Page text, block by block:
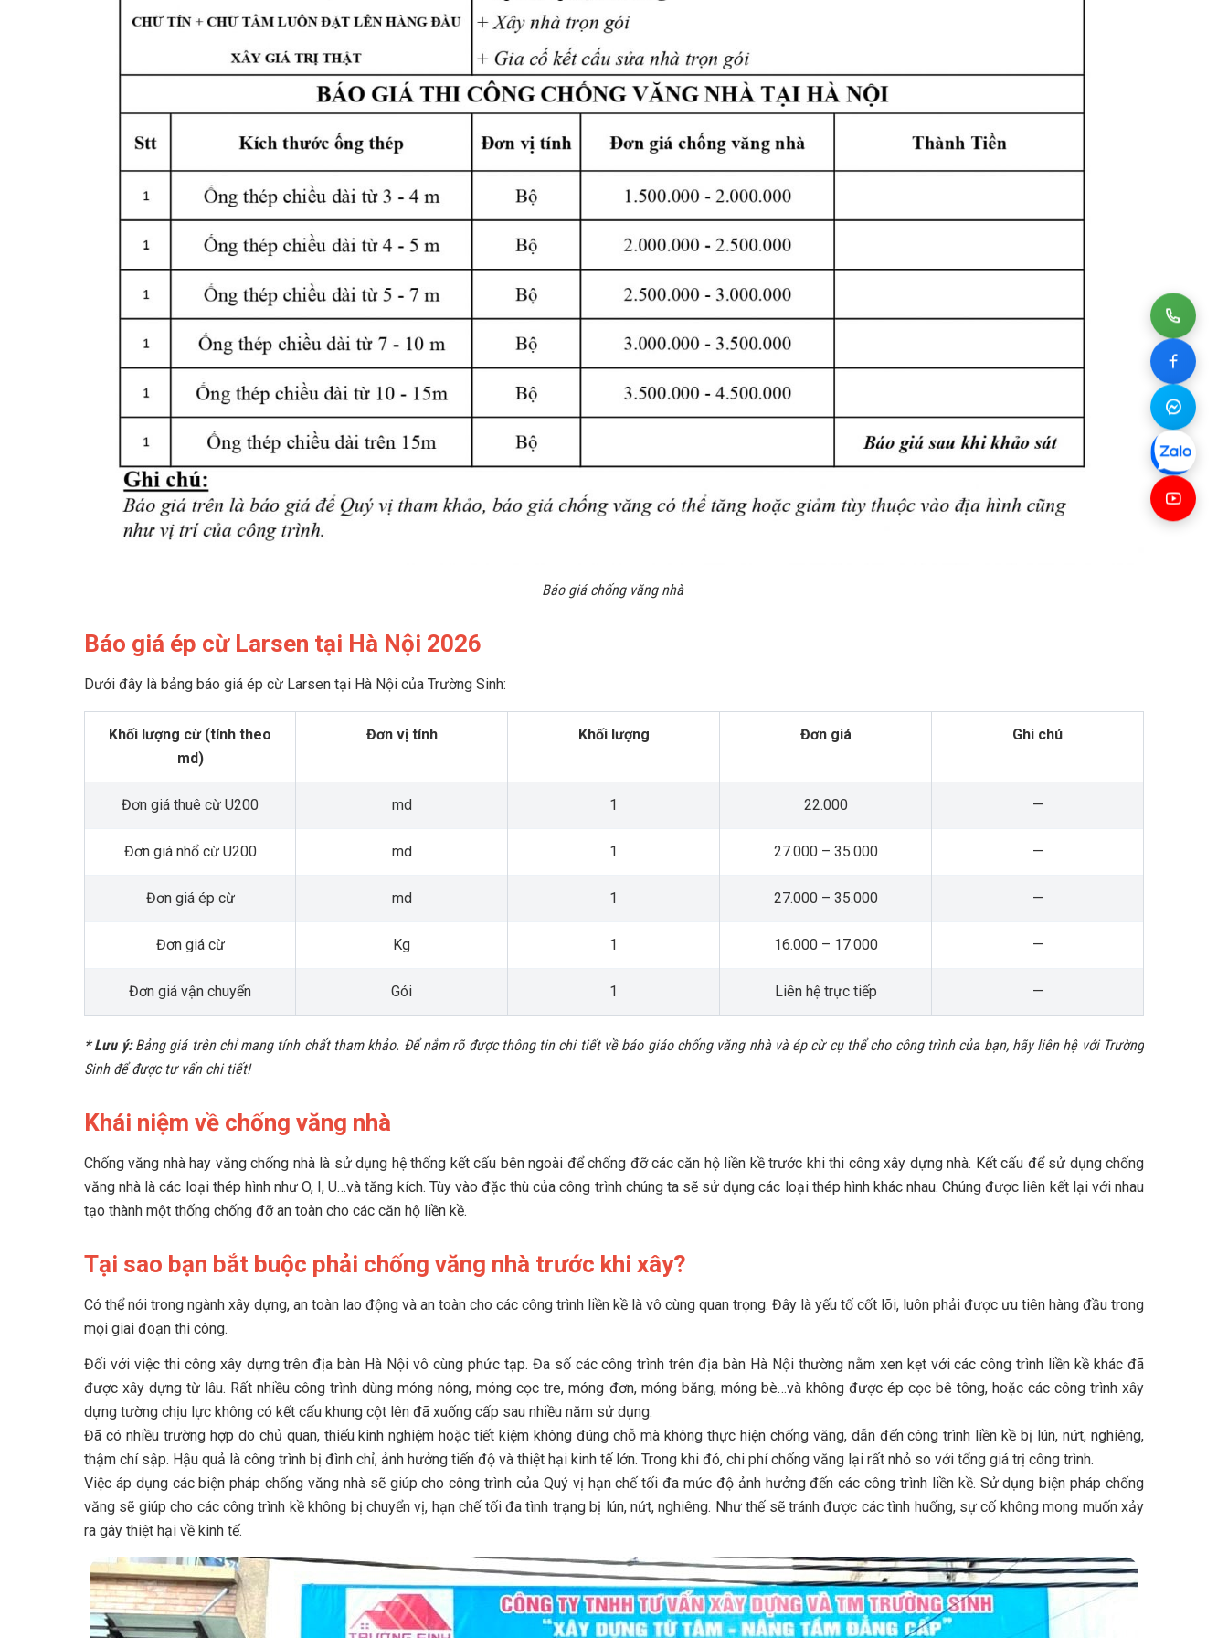
Báo giá chống văng nhà
Báo giá ép cừ Larsen tại Hà Nội 2026
Dưới đây là bảng báo giá ép cừ Larsen tại Hà Nội của Trường Sinh:
Khối lượng cừ (tính theo
md)
Đơn vị tính Khối lượng Đơn giá Ghi chú
Đơn giá thuê cừ U200 md 1 22.000 —
Đơn giá nhổ cừ U200 md 1 27.000 – 35.000 —
Đơn giá ép cừ md 1 27.000 – 35.000 —
Đơn giá cừ Kg 1 16.000 – 17.000 —
Đơn giá vận chuyển Gói 1 Liên hệ trực tiếp —
* Lưu ý:Bảng giá trên chỉ mang tính chất tham khảo. Để nắm rõ được thông tin chi tiết về báo giáo chống văng nhà và ép cừ cụ thể cho công trình của bạn, hãy liên hệ với Trường
Sinh để được tư vấn chi tiết!
Khái niệm về chống văng nhà
Chống văng nhà hay văng chống nhà là sử dụng hệ thống kết cấu bên ngoài để chống đỡ các căn hộ liền kề trước khi thi công xây dựng nhà. Kết cấu để sử dụng chống
văng nhà là các loại thép hình như O, I, U…và tăng kích. Tùy vào đặc thù của công trình chúng ta sẽ sử dụng các loại thép hình khác nhau. Chúng được liên kết lại với nhau
tạo thành một thống chống đỡ an toàn cho các căn hộ liền kề.
Tại sao bạn bắt buộc phải chống văng nhà trước khi xây?
Có thể nói trong ngành xây dựng, an toàn lao động và an toàn cho các công trình liền kề là vô cùng quan trọng. Đây là yếu tố cốt lõi, luôn phải được ưu tiên hàng đầu trong
mọi giai đoạn thi công.
Đối với việc thi công xây dựng trên địa bàn Hà Nội vô cùng phức tạp. Đa số các công trình trên địa bàn Hà Nội thường nằm xen kẹt với các công trình liền kề khác đã
được xây dựng từ lâu. Rất nhiều công trình dùng móng nông, móng cọc tre, móng đơn, móng băng, móng bè…và không được ép cọc bê tông, hoặc các công trình xây
dựng tường chịu lực không có kết cấu khung cột lên đã xuống cấp sau nhiều năm sử dụng.
Đã có nhiều trường hợp do chủ quan, thiếu kinh nghiệm hoặc tiết kiệm không đúng chỗ mà không thực hiện chống văng, dẫn đến công trình liền kề bị lún, nứt, nghiêng,
thậm chí sập. Hậu quả là công trình bị đình chỉ, ảnh hưởng tiến độ và thiệt hại kinh tế lớn. Trong khi đó, chi phí chống văng lại rất nhỏ so với tổng giá trị công trình.
Việc áp dụng các biện pháp chống văng nhà sẽ giúp cho công trình của Quý vị hạn chế tối đa mức độ ảnh hưởng đến các công trình liền kề. Sử dụng biện pháp chống
văng sẽ giúp cho các công trình kề không bị chuyển vị, hạn chế tối đa tình trạng bị lún, nứt, nghiêng. Như thế sẽ tránh được các tình huống, sự cố không mong muốn xảy
ra gây thiệt hại về kinh tế.